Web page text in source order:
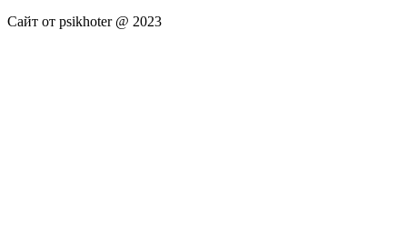
Сайт от psikhoter @ 2023